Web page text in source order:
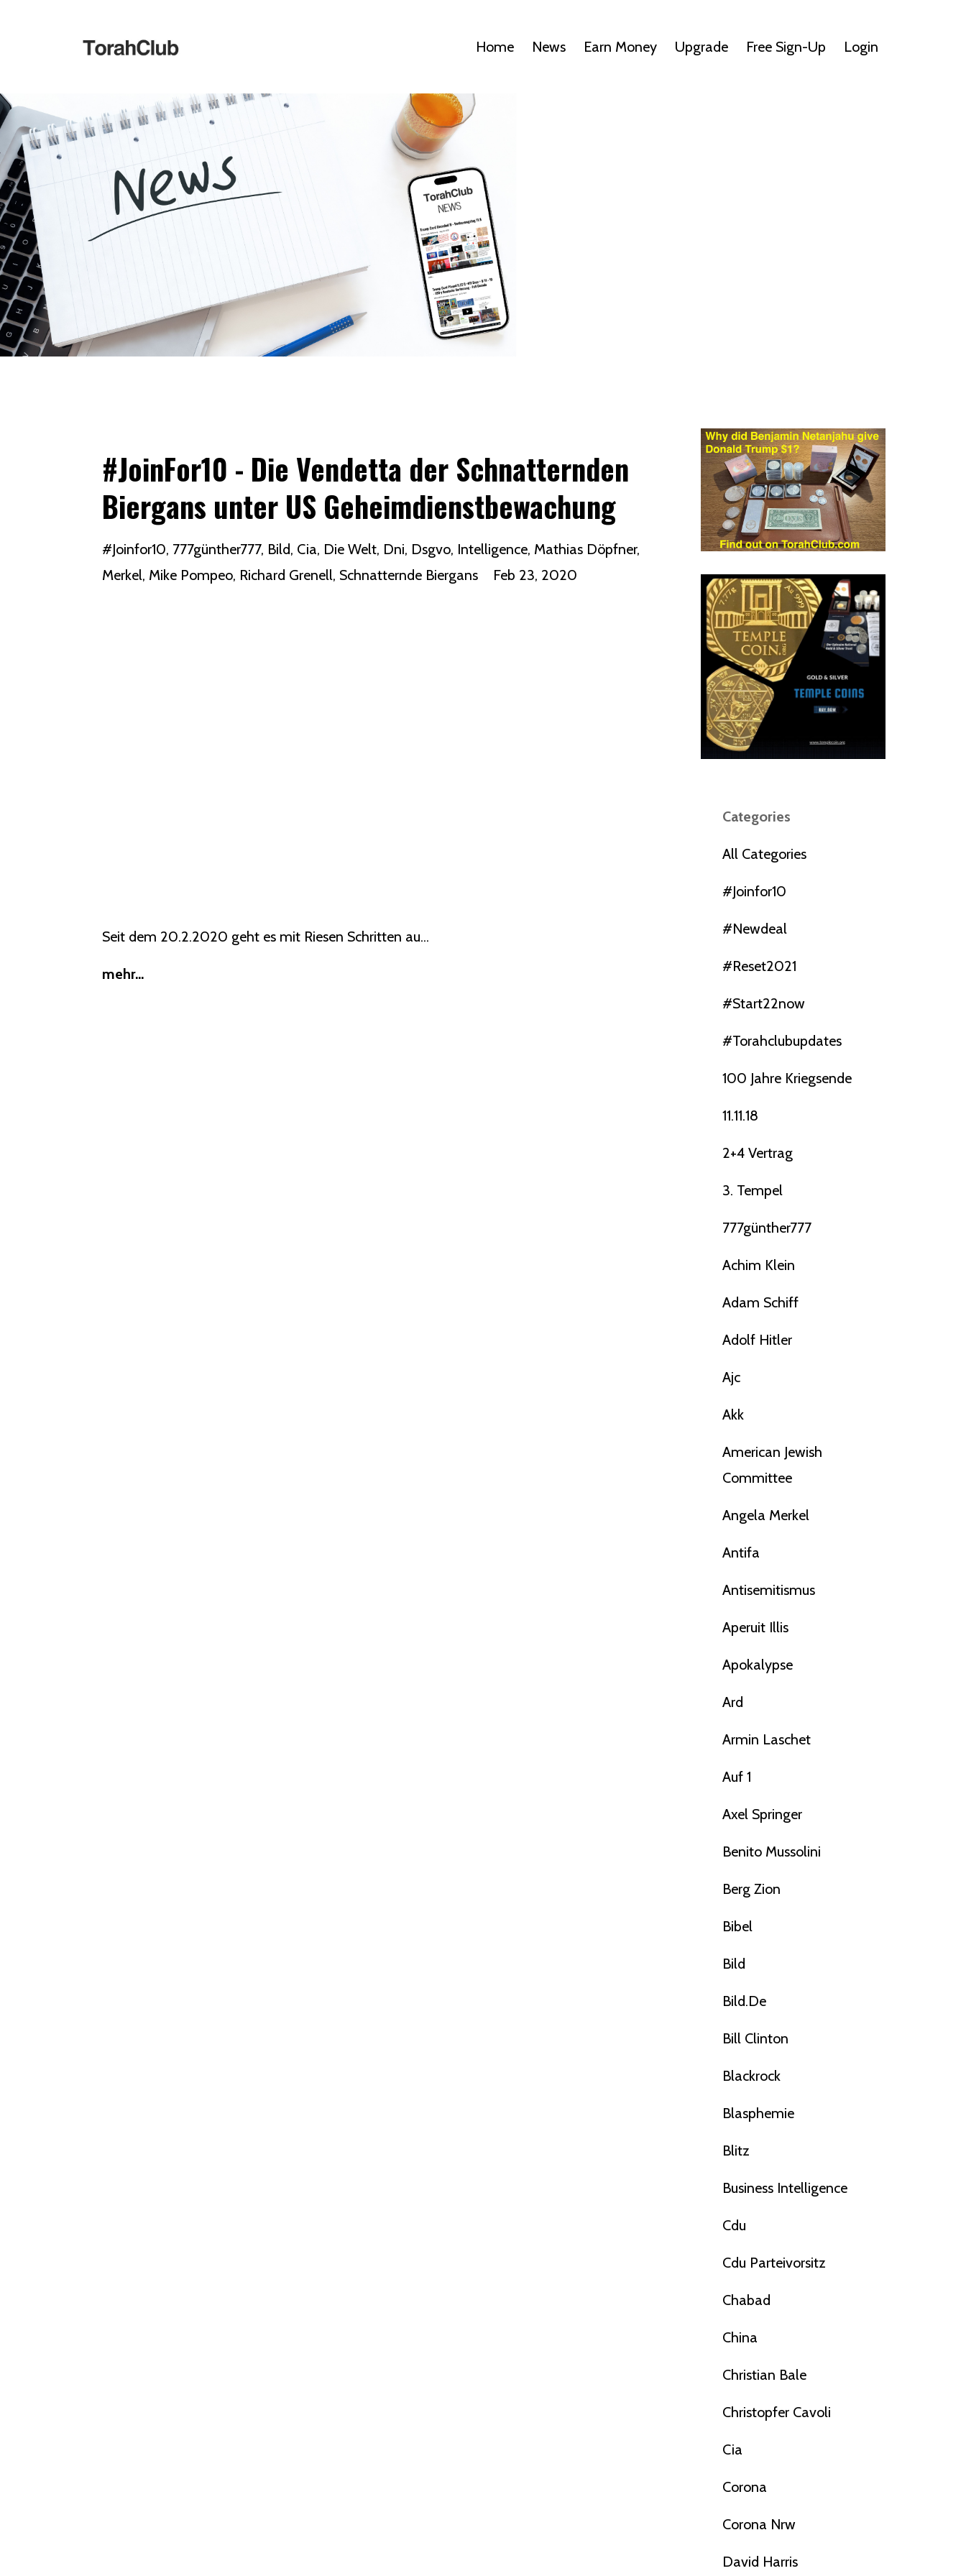
Home News Earn Money Upgrade Free Sign-Up Login
#JoinFor10 - Die Vendetta der Schnatternden
Biergans unter US Geheimdienstbewachung
#joinfor10 777günther777 Bild Cia Die Welt Dni Dsgvo Intelligence Mathias Döpfner
Merkel Mike Pompeo Richard Grenell Schnatternde Biergans Feb 23, 2020
Seit dem 20.2.2020 geht es mit Riesen Schritten au...
mehr...
Categories
All Categories
#joinfor10
#newdeal
#reset2021
#start22now
#torahclubupdates
100 Jahre Kriegsende
11.11.18
2+4 Vertrag
3. Tempel
777günther777
Achim Klein
Adam Schiff
Adolf Hitler
Ajc
Akk
American Jewish
Committee
Angela Merkel
Antifa
Antisemitismus
Aperuit Illis
Apokalypse
Ard
Armin Laschet
Auf 1
Axel Springer
Benito Mussolini
Berg Zion
Bibel
Bild
Bild.de
Bill Clinton
Blackrock
Blasphemie
Blitz
Business Intelligence
Cdu
Cdu Parteivorsitz
Chabad
China
Christian Bale
Christopfer Cavoli
Cia
Corona
Corona Nrw
David Harris